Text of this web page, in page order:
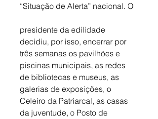
“Situação de Alerta” nacional. O
presidente da edilidade
decidiu, por isso, encerrar por
três semanas os pavilhões e
piscinas municipais, as redes
de bibliotecas e museus, as
galerias de exposições, o
Celeiro da Patriarcal, as casas
da juventude, o Posto de